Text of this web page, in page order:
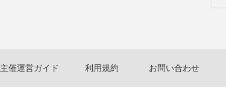
主催運営ガイド 利用規約 お問い合わせ